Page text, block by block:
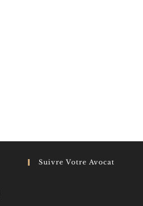
Suivre Votre Avocat